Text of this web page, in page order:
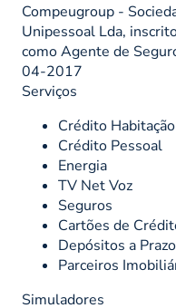
Compeugroup -
Unipessoal Lda,
como Agente de
04-2017
Serviços
Crédito Habitação
Crédito Pessoal
Energia
TV Net Voz
Seguros
Cartões de
Depósitos a Prazo
Parceiros
Simuladores